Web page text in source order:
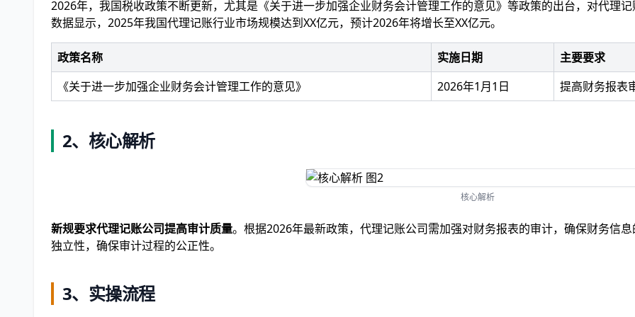
2026年，我国税收政策不断更新，尤其是《关于进一步加强企业财务会计管理工作的意见》等政策的出台，对代理
数据显示，2025年我国代理记账行业市场规模达到XX亿元，预计2026年将增长至XX亿元。
政策名称 实施日期
主要要求
《关于进一步加强企业财务会计管理工作的意见》
2026年1月1日 提高财务报表
2、核心解析
核心解析
新规要求代理记账公司提高审计质量。根据2026年最新政策，代理记账公司需加强对财务报表的审计，确保财务信
独立性，确保审计过程的公正性。
3、实操流程